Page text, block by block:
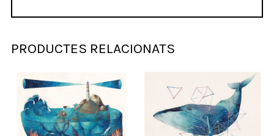
PRODUCTES RELACIONATS